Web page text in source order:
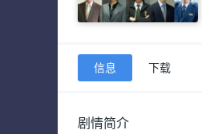
信息 下载
剧情简介